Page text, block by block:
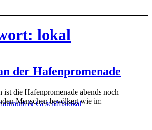
& Geschäftslokal
lokal
der Hafenpromenade
ist die Hafenpromenade abends noch
Menschen bevölkert wie im